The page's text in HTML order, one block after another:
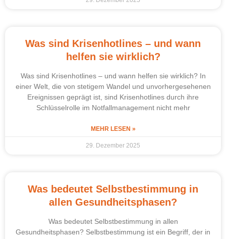
Was sind Krisenhotlines – und wann
helfen sie wirklich?
Was sind Krisenhotlines – und wann helfen sie wirklich? In
einer Welt, die von stetigem Wandel und unvorhergesehenen
Ereignissen geprägt ist, sind Krisenhotlines durch ihre
Schlüsselrolle im Notfallmanagement nicht mehr
MEHR LESEN »
29. Dezember 2025
Was bedeutet Selbstbestimmung in
allen Gesundheitsphasen?
Was bedeutet Selbstbestimmung in allen
Gesundheitsphasen? Selbstbestimmung ist ein Begriff, der in